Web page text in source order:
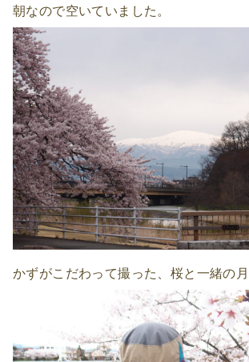
朝なので空いていました。
かずがこだわって撮った、桜と一緒の月